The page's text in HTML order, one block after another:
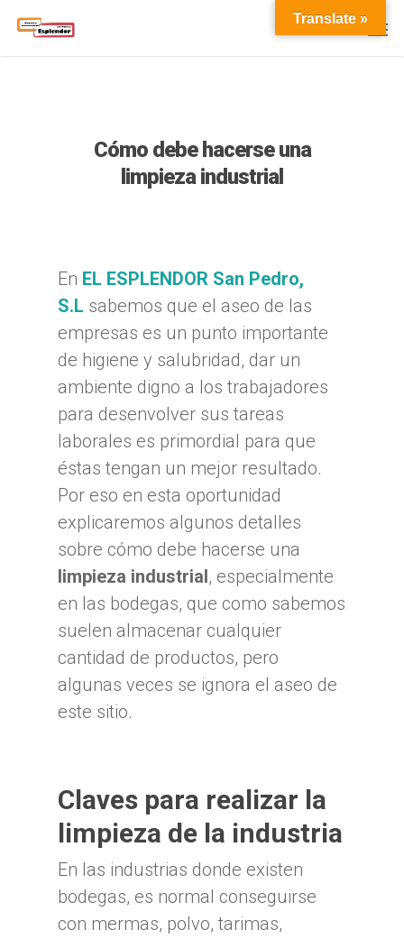
Cómo debe hacerse una
limpieza industrial
En EL ESPLENDOR San Pedro,
S.L sabemos que el aseo de las
empresas es un punto importante
de higiene y salubridad, dar un
ambiente digno a los trabajadores
para desenvolver sus tareas
laborales es primordial para que
éstas tengan un mejor resultado.
Por eso en esta oportunidad
explicaremos algunos detalles
sobre cómo debe hacerse una
limpieza industrial, especialmente
en las bodegas, que como sabemos
suelen almacenar cualquier
cantidad de productos, pero
algunas veces se ignora el aseo de
este sitio.
Claves para realizar la
limpieza de la industria
En las industrias donde existen
bodegas, es normal conseguirse
con mermas, polvo, tarimas,
Translate »